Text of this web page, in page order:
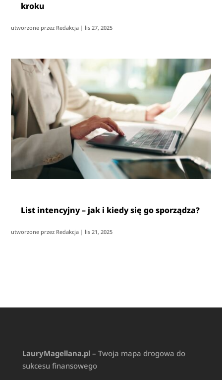
kroku
utworzone przez Redakcja | lis 27, 2025
List intencyjny – jak i kiedy się go sporządza?
utworzone przez Redakcja | lis 21, 2025
LauryMagellana.pl– Twoja mapa drogowa do
sukcesu finansowego